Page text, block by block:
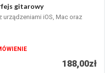
gitarowy
urządzeniami iOS, Mac oraz
188,00zł